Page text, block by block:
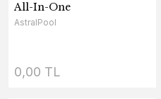
All-In-One
AstralPool
0,00 TL